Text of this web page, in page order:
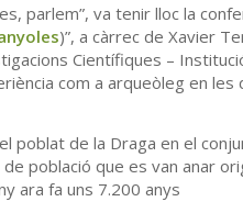
parlem”, va tenir lloc la
)”, a càrrec de Xavier
Científiques –
com a arqueòleg en les
poblat de la Draga en el
població que es van anar
ara fa uns 7.200 anys